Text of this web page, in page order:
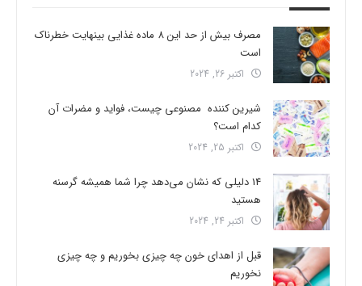
مصرف بیش از حد این 8 ماده غذایی بینهایت خطرناک
است
اکتبر 26, 2024
شیرین کننده مصنوعی چیست، فواید و مضرات آن
کدام است؟
اکتبر 25, 2024
14 دلیلی که نشان می‌دهد چرا شما همیشه گرسنه
هستید
اکتبر 24, 2024
قبل از اهدای خون چه چیزی بخوریم و چه چیزی
نخوریم